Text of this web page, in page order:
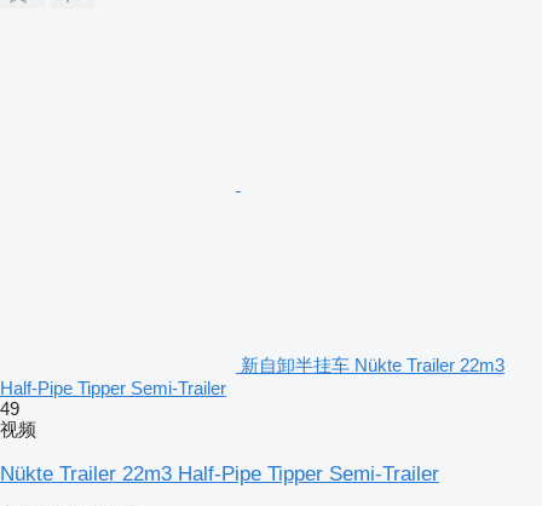
新自卸半挂车 Nükte Trailer 22m3
Half-Pipe Tipper Semi-Trailer
49
视频
Nükte Trailer 22m3 Half-Pipe Tipper Semi-Trailer